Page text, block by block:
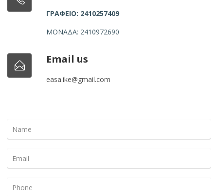
ΓΡΑΦΕΙΟ: 2410257409
ΜΟΝΑΔΑ: 2410972690
Email us
easa.ike@gmail.com